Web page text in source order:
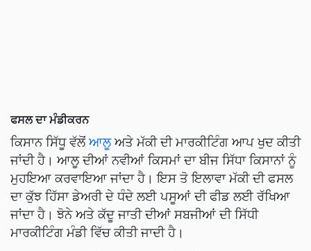
ਫਸਲ ਦਾ ਮੰਡੀਕਰਨ
ਕਿਸਾਨ ਸਿੱਧੂ ਵੱਲੋਂ ਆਲੂਅਤੇ ਮੱਕੀ ਦੀ ਮਾਰਕੀਟਿੰਗ ਆਪ ਖੁਦ ਕੀਤੀ
ਜਾਂਦੀ ਹੈ। ਆਲੂ ਦੀਆਂ ਨਵੀਆਂ ਕਿਸਮਾਂ ਦਾ ਬੀਜ ਸਿੱਧਾ ਕਿਸਾਨਾਂ ਨੂੰ
ਮੁਹਇਆ ਕਰਵਾਇਆ ਜਾਂਦਾ ਹੈ। ਇਸ ਤੋ ਇਲਾਵਾ ਮੱਕੀ ਦੀ ਫਸਲ
ਦਾ ਕੁੱਝ ਹਿੱਸਾ ਡੇਅਰੀ ਦੇ ਧੰਦੇ ਲਈ ਪਸੂਆਂ ਦੀ ਫੀਡ ਲਈ ਰੱਖਿਆ
ਜਾਂਦਾ ਹੈ। ਝੋਨੇ ਅਤੇ ਕੱਦੂ ਜਾਤੀ ਦੀਆਂ ਸਬਜੀਆਂ ਦੀ ਸਿੱਧੀ
ਮਾਰਕੀਟਿੰਗ ਮੰਡੀ ਵਿੱਚ ਕੀਤੀ ਜਾਦੀ ਹੈ।